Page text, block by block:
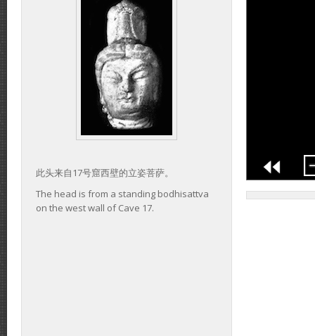
此头来自17号窟西壁的立姿菩萨。
The head is from a standing bodhisattva
on the west wall of Cave 17.